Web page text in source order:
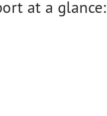
at a glance: